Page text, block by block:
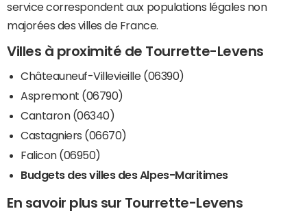
service correspondent aux populations légales non
majorées des villes de France.
Villes à proximité de Tourrette-Levens
Châteauneuf-Villevieille (06390)
Aspremont (06790)
Cantaron (06340)
Castagniers (06670)
Falicon (06950)
Budgets des villes des Alpes-Maritimes
En savoir plus sur Tourrette-Levens